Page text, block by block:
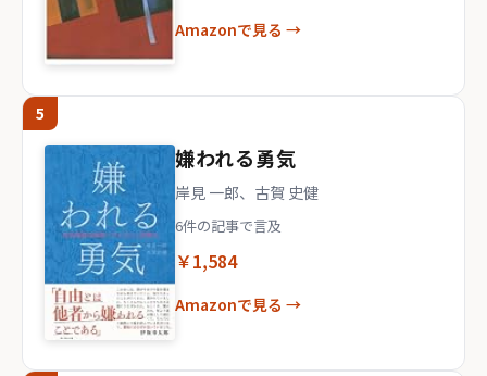
Amazonで見る →
5
嫌われる勇気
岸見 一郎、古賀 史健
6件の記事で言及
￥1,584
Amazonで見る →